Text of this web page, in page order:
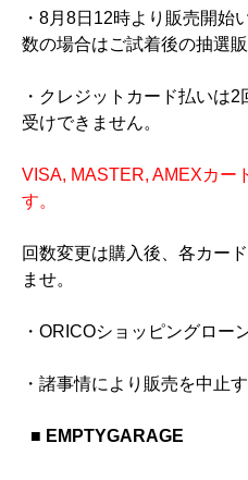
・8月8日12時より販売開始
数の場合はご試着後の抽選販
・クレジットカード払いは
受けできません。
VISA, MASTER, AMEXカー
す。
回数変更は購入後、各カー
ませ。
・ORICOショッピングロー
・諸事情により販売を中止
■ EMPTYGARAGE